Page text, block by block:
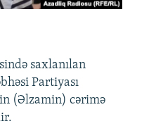
saxlanılan
Partiyası
in (Əlzamin) cərimə